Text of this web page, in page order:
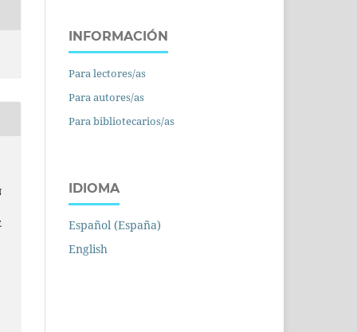
INFORMACIÓN
Para lectores/as
Para autores/as
Para bibliotecarios/as
IDIOMA
Español (España)
English